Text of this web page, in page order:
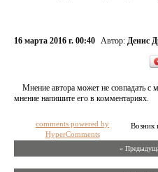
16 марта 2016 г. 00:40 Автор: Денис
Мнение автора может не совпадать с
мнение напишите его в комментариях.
Возник
comments powered by
HyperComments
«